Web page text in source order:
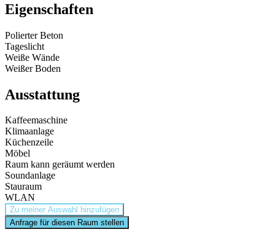
Eigenschaften
Polierter Beton
Tageslicht
Weiße Wände
Weißer Boden
Ausstattung
Kaffeemaschine
Klimaanlage
Küchenzeile
Möbel
Raum kann geräumt werden
Soundanlage
Stauraum
WLAN
Zu meiner Auswahl hinzufügen
Anfrage für diesen Raum stellen